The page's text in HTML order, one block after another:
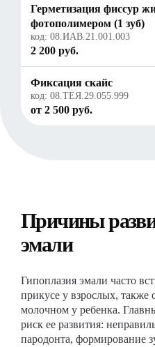
Герметизация фиссур
фотополимером (1 зуб)
код: 08.ИАВ.21.001.003
2 200 руб.
Фиксация скайс
код: 08.ТЕЯ.29.055.999
от 2 500 руб.
Причины
эмали
Гипоплазия эмали часто
прикусе у взрослых, также
молочном у ребенка.
риск ее развития:
пародонта, формирование